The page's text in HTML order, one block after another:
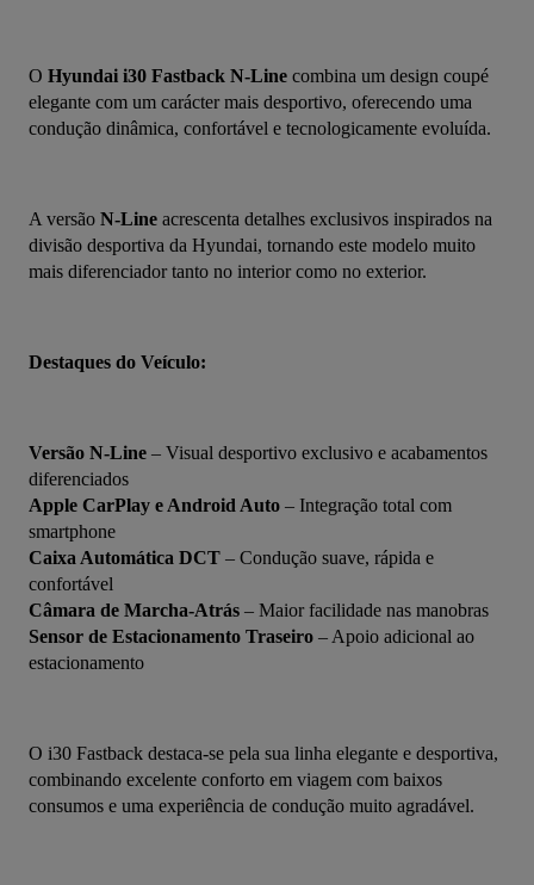
O Hyundai i30 Fastback N-Line combina um design coupé
elegante com um carácter mais desportivo, oferecendo uma
condução dinâmica, confortável e tecnologicamente evoluída.
A versão N-Line acrescenta detalhes exclusivos inspirados na
divisão desportiva da Hyundai, tornando este modelo muito
mais diferenciador tanto no interior como no exterior.
Destaques do Veículo:
Versão N-Line – Visual desportivo exclusivo e acabamentos
diferenciados
Apple CarPlay e Android Auto – Integração total com
smartphone
Caixa Automática DCT – Condução suave, rápida e
confortável
Câmara de Marcha-Atrás – Maior facilidade nas manobras
Sensor de Estacionamento Traseiro – Apoio adicional ao
estacionamento
O i30 Fastback destaca-se pela sua linha elegante e desportiva,
combinando excelente conforto em viagem com baixos
consumos e uma experiência de condução muito agradável.